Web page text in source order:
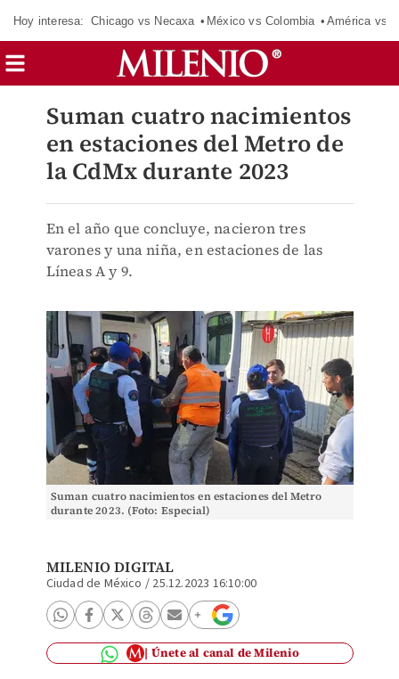
Hoy interesa: Chicago vs Necaxa México vs Colombia América vs
Suman cuatro nacimientos
en estaciones del Metro de
la CdMx durante 2023
En el año que concluye, nacieron tres
varones y una niña, en estaciones de las
Líneas A y 9.
Suman cuatro nacimientos en estaciones del Metro
durante 2023. (Foto: Especial)
MILENIO DIGITAL
Ciudad de México / 25.12.2023 16:10:00
Únete al canal de Milenio